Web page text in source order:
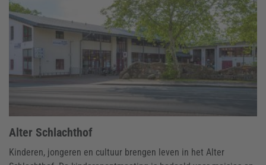
Alter Schlachthof
Kinderen, jongeren en cultuur brengen leven in het Alter